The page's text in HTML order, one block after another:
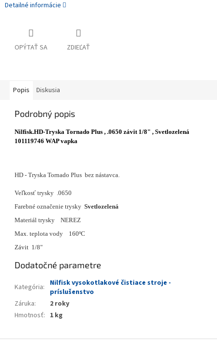
Detailné informácie
OPÝTAŤ SA ZDIEĽAŤ
Popis Diskusia
Podrobný popis
Nilfisk.HD-Tryska Tornado Plus , .0650 závit 1/8" , Svetlozelená
101119746 WAP vapka
HD - Tryska Tornado Plus bez nástavca.
Veľkosť trysky .0650
Farebné označenie trysky Svetlozelená
Materiál trysky NEREZ
Max. teplota vody 160ºC
Závit 1/8"
Dodatočné parametre
Kategória:
Nilfisk vysokotlakové čistiace stroje -
príslušenstvo
Záruka:
2 roky
Hmotnosť: 1 kg